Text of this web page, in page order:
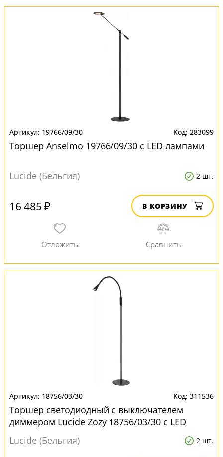
19766/09/30 283099
Торшер Anselmo 19766/09/30 с LED лампами
Lucide (Бельгия) 2 шт.
16 485 ₽ В КОРЗИНУ
18756/03/30 311536
Торшер светодиодный с выключателем
диммером Lucide Zozy 18756/03/30 с LED
лампами
Lucide (Бельгия) 2 шт.